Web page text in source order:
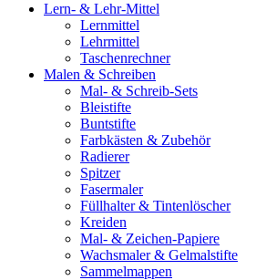
Lern- & Lehr-Mittel
Lernmittel
Lehrmittel
Taschenrechner
Malen & Schreiben
Mal- & Schreib-Sets
Bleistifte
Buntstifte
Farbkästen & Zubehör
Radierer
Spitzer
Fasermaler
Füllhalter & Tintenlöscher
Kreiden
Mal- & Zeichen-Papiere
Wachsmaler & Gelmalstifte
Sammelmappen